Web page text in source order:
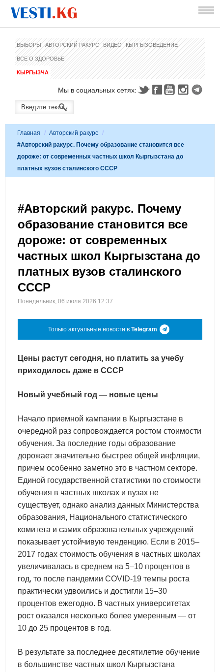
ВЫБОРЫ АВТОРСКИЙ РАКУРС ВИДЕО КЫРГЫЗОВЕДЕНИЕ
ВСЕ О ЗДОРОВЬЕ
КЫРГЫЗЧА
Мы в социальных сетях:
Главная / Авторский ракурс /
#Авторский ракурс. Почему образование становится все
дороже: от современных частных школ Кыргызстана до
платных вузов сталинского СССР
#Авторский ракурс. Почему
образование становится все
дороже: от современных
частных школ Кыргызстана до
платных вузов сталинского
СССР
Понедельник, 06 июля 2026 12:37
Только актуальные новости в Telegram
Цены растут сегодня, но платить за учебу
приходилось даже в СССР
Новый учебный год — новые цены
Начало приемной кампании в Кыргызстане в
очередной раз сопровождается ростом стоимости
обучения. За последние годы образование
дорожает значительно быстрее общей инфляции,
причем особенно заметно это в частном секторе.
Единой государственной статистики по стоимости
обучения в частных школах и вузах не
существует, однако анализ данных Министерства
образования, Национального статистического
комитета и самих образовательных учреждений
показывает устойчивую тенденцию. Если в 2015–
2017 годах стоимость обучения в частных школах
увеличивалась в среднем на 5–10 процентов в
год, то после пандемии COVID-19 темпы роста
практически удвоились и достигли 15–30
процентов ежегодно. В частных университетах
рост оказался несколько более умеренным — от
10 до 25 процентов в год.
В результате за последнее десятилетие обучение
в большинстве частных школ Кыргызстана